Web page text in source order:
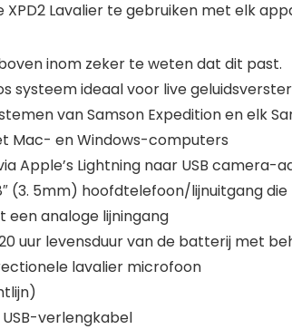
Lavalier te gebruiken met elk
inom zeker te weten dat dit past.
systeem ideaal voor live
van Samson Expedition en elk
Mac- en Windows-computers
Apple’s Lightning naar USB
(3. 5mm) hoofdtelefoon/lijnuitgang
analoge lijningang
uur levensduur van de batterij met
lavalier microfoon
verlengkabel